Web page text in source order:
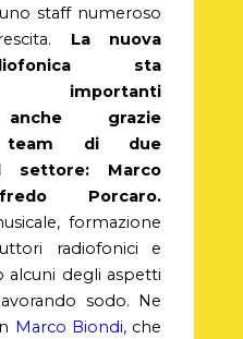
staff numeroso
La nuova
sta
importanti
anche grazie
team di due
settore: Marco
Porcaro.
formazione
radiofonici e
alcuni degli aspetti
sodo. Ne
Marco Biondi,che